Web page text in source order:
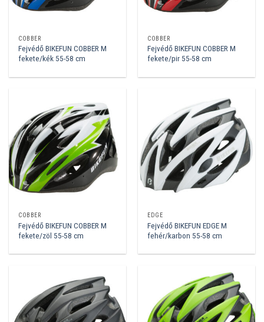
COBBER
Fejvédő BIKEFUN COBBER M
fekete/kék 55-58 cm
COBBER
Fejvédő BIKEFUN COBBER M
fekete/pir 55-58 cm
COBBER
Fejvédő BIKEFUN COBBER M
fekete/zöl 55-58 cm
EDGE
Fejvédő BIKEFUN EDGE M
fehér/karbon 55-58 cm